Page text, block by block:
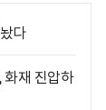
다
재 진압하